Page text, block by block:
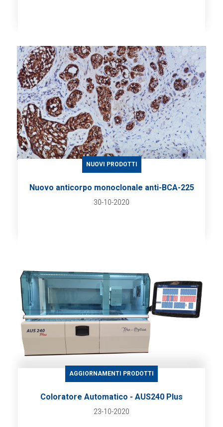
NUOVI PRODOTTI
Nuovo anticorpo monoclonale anti-BCA-225
30-10-2020
AGGIORNAMENTI PRODOTTI
Coloratore Automatico - AUS240 Plus
23-10-2020